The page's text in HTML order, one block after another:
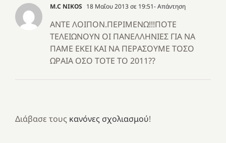
Μ.C NIKOS 18 Μαΐου 2013 σε 19:51- Απάντηση
ΑΝΤΕ ΛΟΙΠΟΝ.ΠΕΡΙΜΕΝΩ!!!ΠΟΤΕ
ΤΕΛΕΙΩΝΟΥΝ ΟΙ ΠΑΝΕΛΛΗΝΙΕΣ ΓΙΑ ΝΑ
ΠΑΜΕ ΕΚΕΙ ΚΑΙ ΝΑ ΠΕΡΑΣΟΥΜΕ ΤΟΣΟ
ΩΡΑΙΑ ΟΣΟ ΤΟΤΕ ΤΟ 2011??
Διάβασε τους κανόνες σχολιασμού!